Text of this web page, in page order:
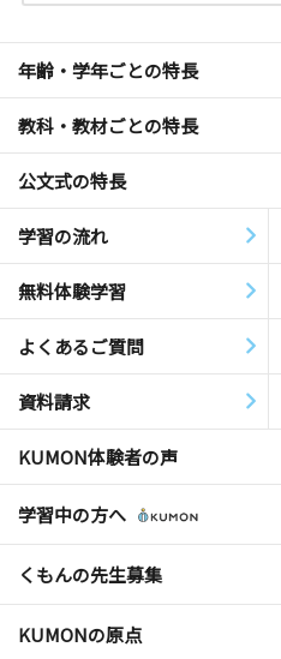
年齢・学年ごとの特長
教科・教材ごとの特長
公文式の特長
学習の流れ
無料体験学習
よくあるご質問
資料請求
KUMON体験者の声
学習中の方へ
くもんの先生募集
KUMONの原点